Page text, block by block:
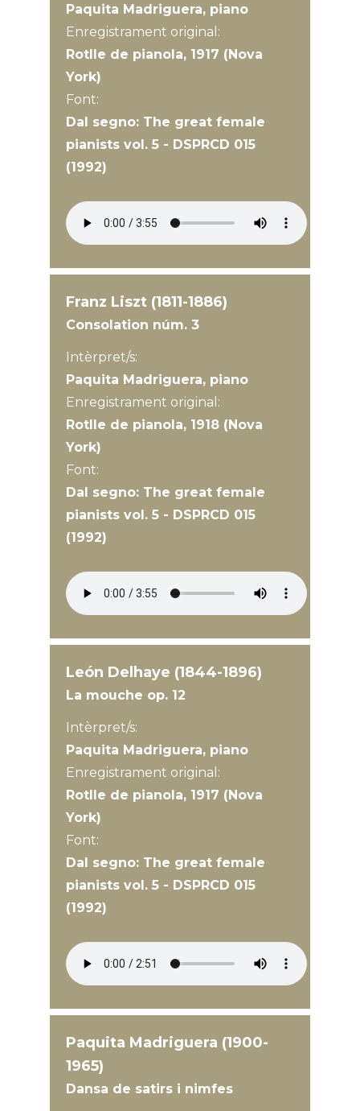
Paquita Madriguera, piano
Enregistrament original:
Rotlle de pianola, 1917 (Nova
York)
Font:
Dal segno: The great female
pianists vol. 5 - DSPRCD 015
(1992)
Franz Liszt (1811-1886)
Consolation núm. 3
Intèrpret/s:
Paquita Madriguera, piano
Enregistrament original:
Rotlle de pianola, 1918 (Nova
York)
Font:
Dal segno: The great female
pianists vol. 5 - DSPRCD 015
(1992)
León Delhaye (1844-1896)
La mouche op. 12
Intèrpret/s:
Paquita Madriguera, piano
Enregistrament original:
Rotlle de pianola, 1917 (Nova
York)
Font:
Dal segno: The great female
pianists vol. 5 - DSPRCD 015
(1992)
Paquita Madriguera (1900-
1965)
Dansa de satirs i nimfes